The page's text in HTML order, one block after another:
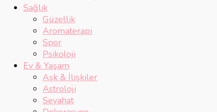
Sağlık
Güzellik
Aromaterapi
Spor
Psikoloji
Ev & Yaşam
Aşk & İlişkiler
Astroloji
Seyahat